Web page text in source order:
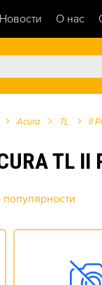
Новости О нас
Acura TL II
TL II
популярности